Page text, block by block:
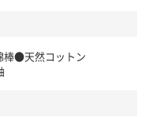
棒●天然コットン